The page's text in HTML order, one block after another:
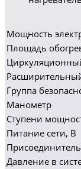
Мощность
Площадь
Группа
Манометр
Ступени
Питание сети, В
Давление в